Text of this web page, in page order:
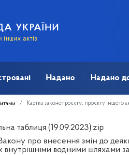
УКРАЇНИ
актів
Надано Надано
Картка законопроєкту, проєкту іншого
таблиця (19.09.2023).zip
про внесення змін до
внутрішніми водними шляхами